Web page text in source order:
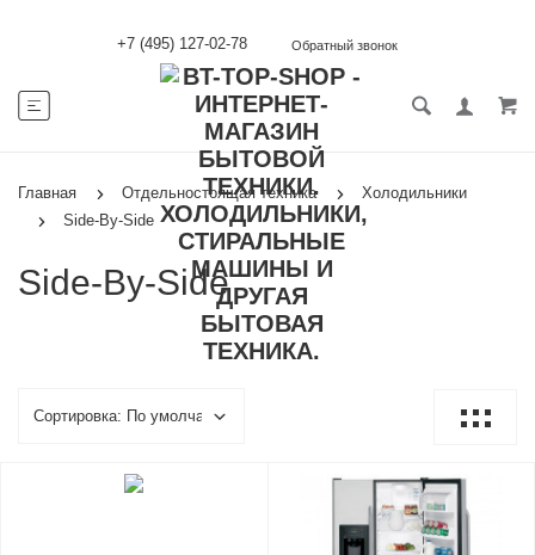
+7 (495) 127-02-78 Обратный звонок
Главная Отдельностоящая техника
Холодильники
Side-By-Side
Side-By-Side